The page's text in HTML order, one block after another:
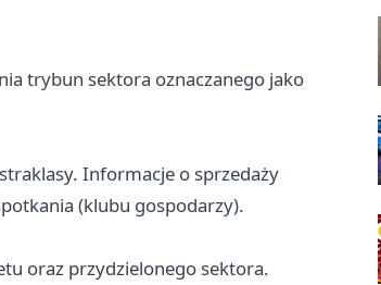
trybun sektora oznaczanego jako
Informacje o sprzedaży
(klubu gospodarzy).
oraz przydzielonego sektora.